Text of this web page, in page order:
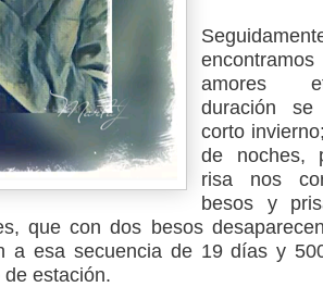
amores
duración
corto
de noches,
risa nos
besos y
que con dos besos
a esa secuencia de 19 días y
estación.